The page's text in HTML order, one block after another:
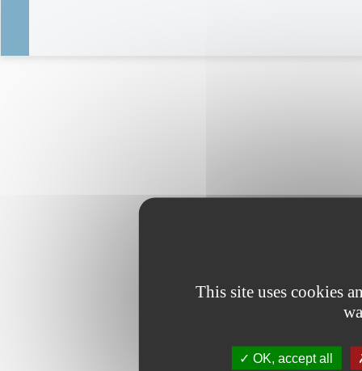
This site uses cookies
OK, accept all